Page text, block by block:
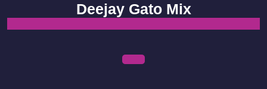
content
Deejay Gato Mix